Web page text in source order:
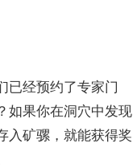
已经预约了专家门
如果你在洞穴中发现
入矿骡，就能获得奖